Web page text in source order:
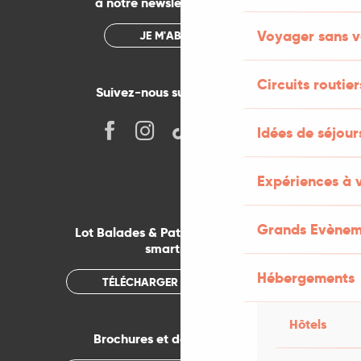
Voyager sans
Circuits
Idées de
Expériences à
Grands
Hébergements
Hôtels
JE M'ABONNE
Suivez-nous sur les réseaux !
Lot Balades & Patrimoines sur votre
smartphone
TÉLÉCHARGER L'APPLICATION
Brochures et documentations